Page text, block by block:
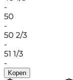
-
50
-
50 2/3
-
51 1/3
-
Kopen